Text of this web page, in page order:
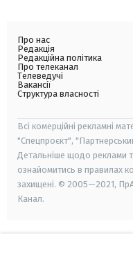
Про нас
Редакція
Редакційна політика
Про телеканал
Телеведучі
Вакансії
Структура власності
Всі комерційні рекламні
"Спецпроєкт",
Детальніше щодо реклами
ознайомитись в правилах
захищені. © 2005—2021,
Канал.